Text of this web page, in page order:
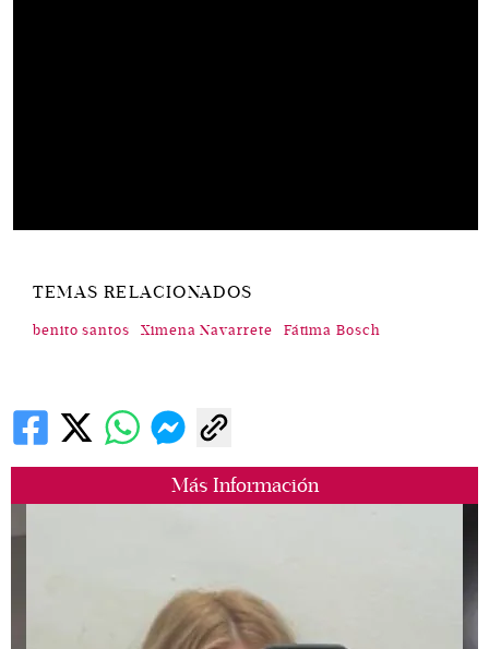
Más Información
TEMAS RELACIONADOS
benito santos Ximena Navarrete Fátima Bosch